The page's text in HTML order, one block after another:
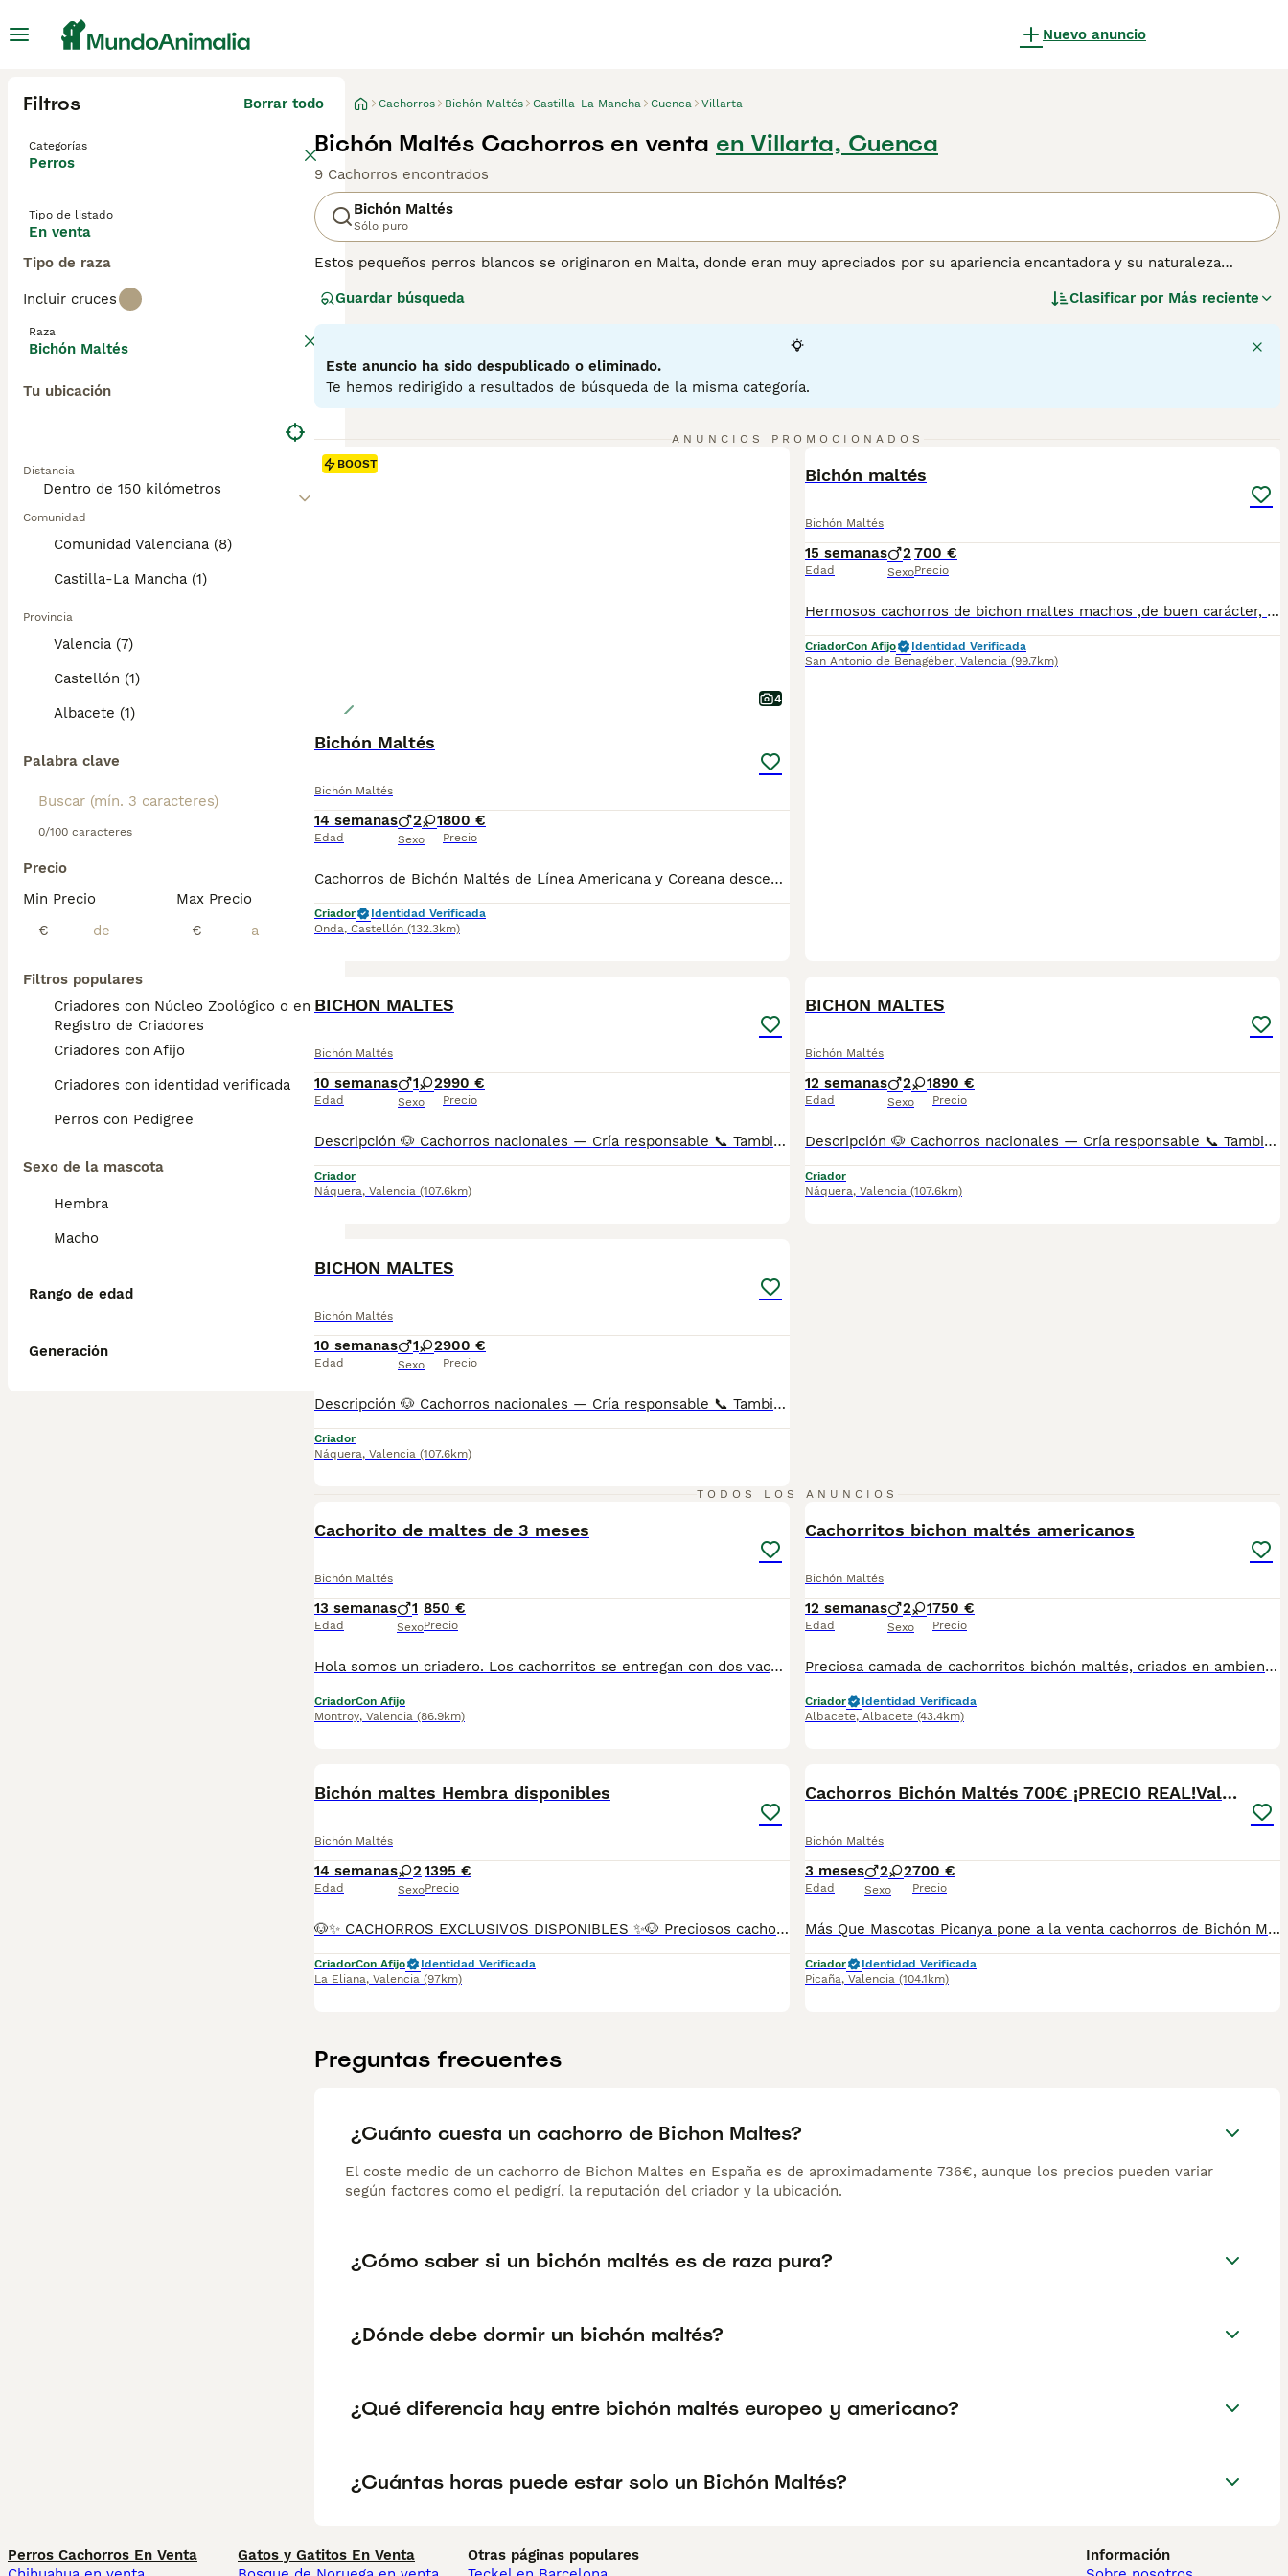
Nuevo anuncio
Filtros Borrar todo
Categorías
Perros
Tipo de listado
En venta
Tipo de raza
Incluir cruces
Raza
Bichón Maltés
Tu ubicación
Distancia
Comunidad
Comunidad Valenciana (8)
Castilla-La Mancha (1)
Provincia
Valencia (7)
Castellón (1)
Albacete (1)
Palabra clave
0/100 caracteres
Precio
Min Precio
€
Max Precio
€
Filtros populares
Criadores con Núcleo Zoológico o en el
Registro de Criadores
Criadores con Afijo
Criadores con identidad verificada
Perros con Pedigree
Sexo de la mascota
Hembra
Macho
Rango de edad
Generación
Cachorros Bichón Maltés Castilla-La Mancha Cuenca Villarta
Bichón Maltés Cachorros en venta en Villarta, Cuenca
9 Cachorros encontrados
Bichón Maltés
Sólo puro
Estos pequeños perros blancos se originaron en Malta, donde eran muy apreciados por su apariencia encantadora y su naturaleza
por una buena razón. El Bichón Maltés es un personaje encantador extremadamente leal y cariñoso. A pesar de su pequeña estatura, el
Lee nuestra página de consejos de compra de Bichón Maltés
Guardar búsqueda Clasificar por Más reciente
Este anuncio ha sido despublicado o eliminado.
Te hemos redirigido a resultados de búsqueda de la misma categoría.
ANUNCIOS PROMOCIONADOS
BOOST
4
Bichón Maltés
Bichón Maltés
14 semanas
Edad
2 1
Sexo
800 €
Precio
Cachorros de Bichón Maltés de Línea Americana y Coreana descendientes de las mejores líneas. Excelente carácter, muy juguetón y alegre. Con mucho pelo y buen tamaño. Cría familiar y selección especializada, todos nuestros cachorros son Nacionales y criados exclusivamente por nosotros, más de 15 años de experiencia. Los entregamos con las vacunas pertinentes, desparasitados, garantía por escrito, certificado de salud firmado por el veterinario, chip, pasaporte, factura de compra y inscritos en el libro de orígenes( Pedigree). Posibilidad de pago a plazos mediante nuestro tpv. Te llevamos el cachorro hasta tu casa si no puedes venir a recogerlo. Precio desde 800€
Criador
Identidad Verificada
Onda, Castellón (132.3km)
Bichón maltés
Bichón Maltés
15 semanas
Edad
2
Sexo
700 €
Precio
Hermosos cachorros de bichon maltes machos ,de buen carácter, sociables están disponibles con todas sus garantías: Vacunas, microchip y pasaporte, desparacitados,cartilla sanitaria, contrato de garantía sanitaria inscripción de pedigree Pregunte sin ningún compromiso al número de teléfono:647125476-643270537
CriadorCon Afijo
Identidad Verificada
San Antonio de Benagéber, Valencia (99.7km)
BICHON MALTES
Bichón Maltés
10 semanas
Edad
1 2
Sexo
990 €
Precio
Descripción 🐶 Cachorros nacionales — Cría responsable 📞 También puedes llamarnos: Mostrar número de teléfono/ Mostrar número de teléfono AMBOS TELÉFONOS DISPONEN DE WHATSAPP (EL FIJO TAMBIÉN) ✅ Entregados a partir de 2 meses de edad 💉 Vacunados y desparasitados 📋 Cartilla sanitaria incluida 🛡️ Garantía de 15 días por enfermedades víricas 🛡️ Garantía de 2 años por enfermedades congénitas 📄 Contrato factura 🔬 Microchip implantado 🌍 Pasaporte canino 🏆 Opción de pedigree o certificado de raza Los precios varían en función de las características y la morfología de cada cachorro. 🏠 Centro canino con núcleo zoológico autorizado. Todos nuestros cachorros son nacionales. Puedes visitar nuestras instalaciones cuando quieras. 🔬 Microchip: Mostrar número de teléfono 📍 Núcleo Zoológico: ES461781000030
Criador
Náquera, Valencia (107.6km)
BICHON MALTES
Bichón Maltés
12 semanas
Edad
2 1
Sexo
890 €
Precio
Descripción 🐶 Cachorros nacionales — Cría responsable 📞 También puedes llamarnos: Mostrar número de teléfono/ Mostrar número de teléfono AMBOS TELÉFONOS DISPONEN DE WHATSAPP (EL FIJO TAMBIÉN) ✅ Entregados a partir de 2 meses de edad 💉 Vacunados y desparasitados 📋 Cartilla sanitaria incluida 🛡️ Garantía de 15 días por enfermedades víricas 🛡️ Garantía de 2 años por enfermedades congénitas 📄 Contrato factura 🔬 Microchip implantado 🌍 Pasaporte canino 🏆 Opción de pedigree o certificado de raza Los precios varían en función de las características y la morfología de cada cachorro. 🏠 Centro canino con núcleo zoológico autorizado. Todos nuestros cachorros son nacionales. Puedes visitar nuestras instalaciones cuando quieras. 🔬 Microchip: Mostrar número de teléfono 📍 Núcleo Zoológico: ES461781000030
Criador
Náquera, Valencia (107.6km)
BICHON MALTES
Bichón Maltés
10 semanas
Edad
1 2
Sexo
900 €
Precio
Descripción 🐶 Cachorros nacionales — Cría responsable 📞 También puedes llamarnos: Mostrar número de teléfono/ Mostrar número de teléfono AMBOS TELÉFONOS DISPONEN DE WHATSAPP (EL FIJO TAMBIÉN) ✅ Entregados a partir de 2 meses de edad 💉 Vacunados y desparasitados 📋 Cartilla sanitaria incluida 🛡️ Garantía de 15 días por enfermedades víricas 🛡️ Garantía de 2 años por enfermedades congénitas 📄 Contrato factura 🔬 Microchip implantado 🌍 Pasaporte canino 🏆 Opción de pedigree o certificado de raza Los precios varían en función de las características y la morfología de cada cachorro. 🏠 Centro canino con núcleo zoológico autorizado. Todos nuestros cachorros son nacionales. Puedes visitar nuestras instalaciones cuando quieras. 🔬 Microchip: Mostrar número de teléfono 📍 Núcleo Zoológico: ES461781000030
Criador
Náquera, Valencia (107.6km)
TODOS LOS ANUNCIOS
Cachorito de maltes de 3 meses
Bichón Maltés
13 semanas
Edad
1
Sexo
850 €
Precio
Hola somos un criadero. Los cachorritos se entregan con dos vacunas, desparasitados, cartilla veterinaria acompañada con un informe donde consta la salud del cachorro,chip,pasaporte y cartilla de cachorro y . 1 meses de garantías de víricas y 6 meses de hereditarias por escrito y un kit de cachorro de royal canin el que contiene 1 kg de el pienso específico de la raza . Somos un criadero .muchas gracias por su interés,el precio es de entre 1000 euros dependiendo de la camada , esperamos cubrir sus expectativas Para más información llámame al tlf 620771178 pregunta por Ferchu o Miguel desde ya muchas gracias
CriadorCon Afijo
Montroy, Valencia (86.9km)
Cachorritos bichon maltés americanos
Bichón Maltés
12 semanas
Edad
2 1
Sexo
750 €
Precio
Preciosa camada de cachorritos bichón maltés, criados en ambiente familiar, tenemos tanto machos como hembras, nos encontramos en Albacete. Se entregan vacunados, desparasitados, garantía contra enfermedades, microchip y pasaporte. Macho:750€ Hembra:950€ ¡No dudes en agendar una cita para venir a conocernos!
Criador
Identidad Verificada
Albacete, Albacete (43.4km)
Bichón maltes Hembra disponibles
Bichón Maltés
14 semanas
Edad
2
Sexo
1395 €
Precio
🐶✨ CACHORROS EXCLUSIVOS DISPONIBLES ✨🐶 Preciosos cachorros criados en ambiente familiar, rodeados de amor y cuidados desde el primer día ❤️ Totalmente socializados, cariñosos y acostumbrados al contacto con personas. 📦 Se entregan con todas las garantías: ✔️ Cartilla sanitaria ✔️ Vacunación al día 💉 ✔️ Desparasitación completa ✅ ✔️ Garantía vírica 😷 ✔️ Garantía congénita 👌 ✔️ Contrato de entrega ✍️ 📸 Síguenos en Instagram: @fincapaunais para ver fotos y vídeos reales ⚠️ Disponibilidad limitada ⚠️ Se reservan rápido. 📲 Contacto directo por WhatsApp: 671 454 202 Solo personas responsables
CriadorCon Afijo
Identidad Verificada
La Eliana, Valencia (97km)
Cachorros Bichón Maltés 700€ ¡PRECIO REAL!Valencia
Bichón Maltés
3 meses
Edad
2 2
Sexo
700 €
Precio
Más Que Mascotas Picanya pone a la venta cachorros de Bichón Maltes . Se entran vacunados, desparasitados interna y externamente, cartilla sanitaria y garantía por escrito. Para más información de los cachorros ponerse en contacto al 640661289 Plaza España 4, Picanya
Criador
Identidad Verificada
Picaña, Valencia (104.1km)
Preguntas frecuentes
¿Cuánto cuesta un cachorro de Bichon Maltes?
El coste medio de un cachorro de Bichon Maltes en España es de aproximadamente 736€, aunque los precios pueden variar
según factores como el pedigrí, la reputación del criador y la ubicación.
¿Cómo saber si un bichón maltés es de raza pura?
¿Dónde debe dormir un bichón maltés?
¿Qué diferencia hay entre bichón maltés europeo y americano?
¿Cuántas horas puede estar solo un Bichón Maltés?
Perros Cachorros En Venta
Gatos y Gatitos En Venta
Otras páginas populares
Información